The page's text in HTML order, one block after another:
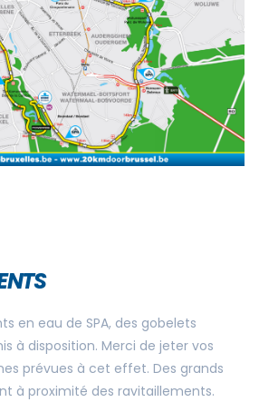
en eau de SPA, des gobelets
à disposition. Merci de jeter vos
prévues à cet effet. Des grands
à proximité des ravitaillements.